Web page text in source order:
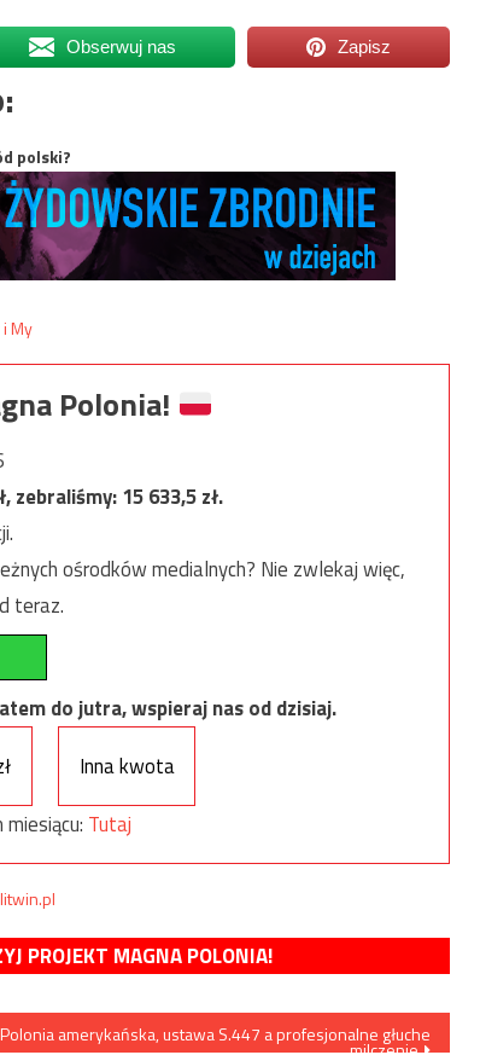
Obserwuj nas Zapisz
polski?
Polonia!
zebraliśmy:15 633,5zł.
ośrodków medialnych? Nie zwlekaj więc,
teraz.
do jutra, wspieraj nas od dzisiaj.
Inna kwota
Tutaj
PROJEKT MAGNA POLONIA!
Polonia amerykańska, ustawa S.447 a profesjonalne głuche